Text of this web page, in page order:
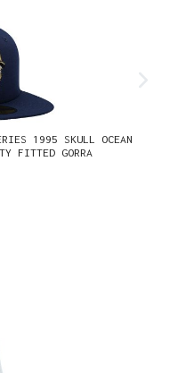
1995 SKULL OCEAN
FITTED GORRA